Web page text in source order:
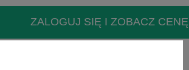
ZALOGUJ SIĘ I ZOBACZ CENĘ